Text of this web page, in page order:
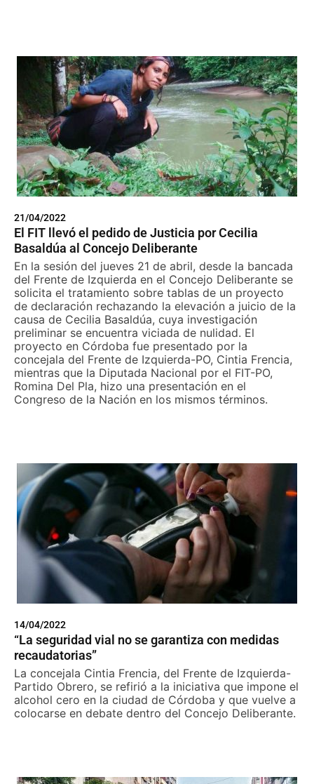
21/04/2022
El FIT llevó el pedido de Justicia por Cecilia
Basaldúa al Concejo Deliberante
En la sesión del jueves 21 de abril, desde la bancada
del Frente de Izquierda en el Concejo Deliberante se
solicita el tratamiento sobre tablas de un proyecto
de declaración rechazando la elevación a juicio de la
causa de Cecilia Basaldúa, cuya investigación
preliminar se encuentra viciada de nulidad. El
proyecto en Córdoba fue presentado por la
concejala del Frente de Izquierda-PO, Cintia Frencia,
mientras que la Diputada Nacional por el FIT-PO,
Romina Del Pla, hizo una presentación en el
Congreso de la Nación en los mismos términos.
14/04/2022
“La seguridad vial no se garantiza con medidas
recaudatorias”
La concejala Cintia Frencia, del Frente de Izquierda-
Partido Obrero, se refirió a la iniciativa que impone el
alcohol cero en la ciudad de Córdoba y que vuelve a
colocarse en debate dentro del Concejo Deliberante.